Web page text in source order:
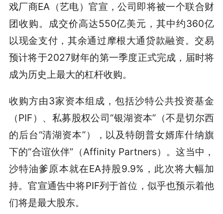
戏厂商EA（艺电）官宣，公司即将被一个联合财
团收购。成交价高达550亿美元，其中约360亿
以现金支付，其余通过摩根大通贷款融资。交易
预计将于2027财年的第一季度正式完成，届时将
成为历史上最大的杠杆收购。
收购方由3家资本组成，包括沙特公共投资基金
（PIF）、私募股权公司“银湖资本”（不是切尔西
的后台“清湖资本”），以及特朗普女婿库什纳旗
下的“合谊伙伴”（Affinity Partners）。这当中，
沙特油爹原本就在EA持股9.9%，此次将大幅加
持。官宣通告中将PIF列于首位，似乎也预示着他
们将是最大股东。